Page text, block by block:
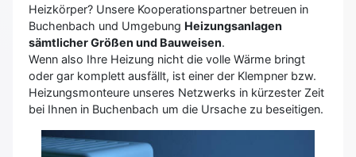
Heizkörper? Unsere Kooperationspartner betreuen in
Buchenbach und Umgebung Heizungsanlagen
sämtlicher Größen und Bauweisen.
Wenn also Ihre Heizung nicht die volle Wärme bringt
oder gar komplett ausfällt, ist einer der Klempner bzw.
Heizungsmonteure unseres Netzwerks in kürzester Zeit
bei Ihnen in Buchenbach um die Ursache zu beseitigen.